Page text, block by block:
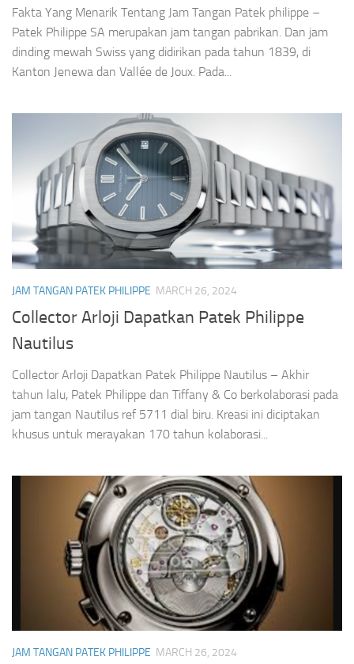
Fakta Yang Menarik Tentang Jam Tangan Patek philippe –
Patek Philippe SA merupakan jam tangan pabrikan. Dan jam
dinding mewah Swiss yang didirikan pada tahun 1839, di
Kanton Jenewa dan Vallée de Joux. Pada...
JAM TANGAN PATEK PHILIPPE MARCH 26, 2024
Collector Arloji Dapatkan Patek Philippe
Nautilus
Collector Arloji Dapatkan Patek Philippe Nautilus – Akhir
tahun lalu, Patek Philippe dan Tiffany & Co berkolaborasi pada
jam tangan Nautilus ref 5711 dial biru. Kreasi ini diciptakan
khusus untuk merayakan 170 tahun kolaborasi...
JAM TANGAN PATEK PHILIPPE MARCH 26, 2024